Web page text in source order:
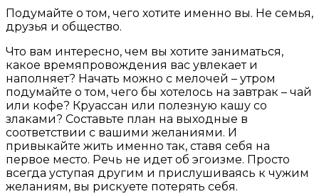
Подумайте о том, чего хотите именно вы. Не семья,
друзья и общество.
Что вам интересно, чем вы хотите заниматься,
какое времяпровождения вас увлекает и
наполняет? Начать можно с мелочей – утром
подумайте о том, чего бы хотелось на завтрак – чай
или кофе? Круассан или полезную кашу со
злаками? Составьте план на выходные в
соответствии с вашими желаниями. И
привыкайте жить именно так, ставя себя на
первое место. Речь не идет об эгоизме. Просто
всегда уступая другим и прислушиваясь к чужим
желаниям, вы рискуете потерять себя.